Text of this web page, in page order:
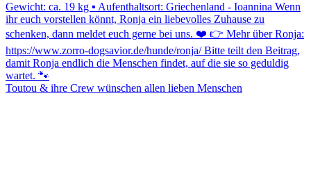
Toutou & ihre Crew wünschen allen lieben Menschen